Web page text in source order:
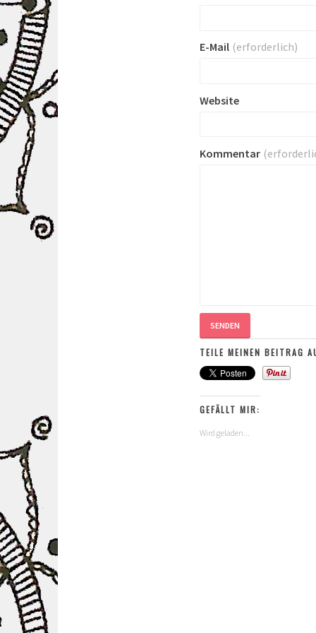
E-Mail (erforderlich)
Website
Kommentar
SENDEN
TEILE MEINEN BEITRAG
GEFÄLLT MIR:
Wird geladen...